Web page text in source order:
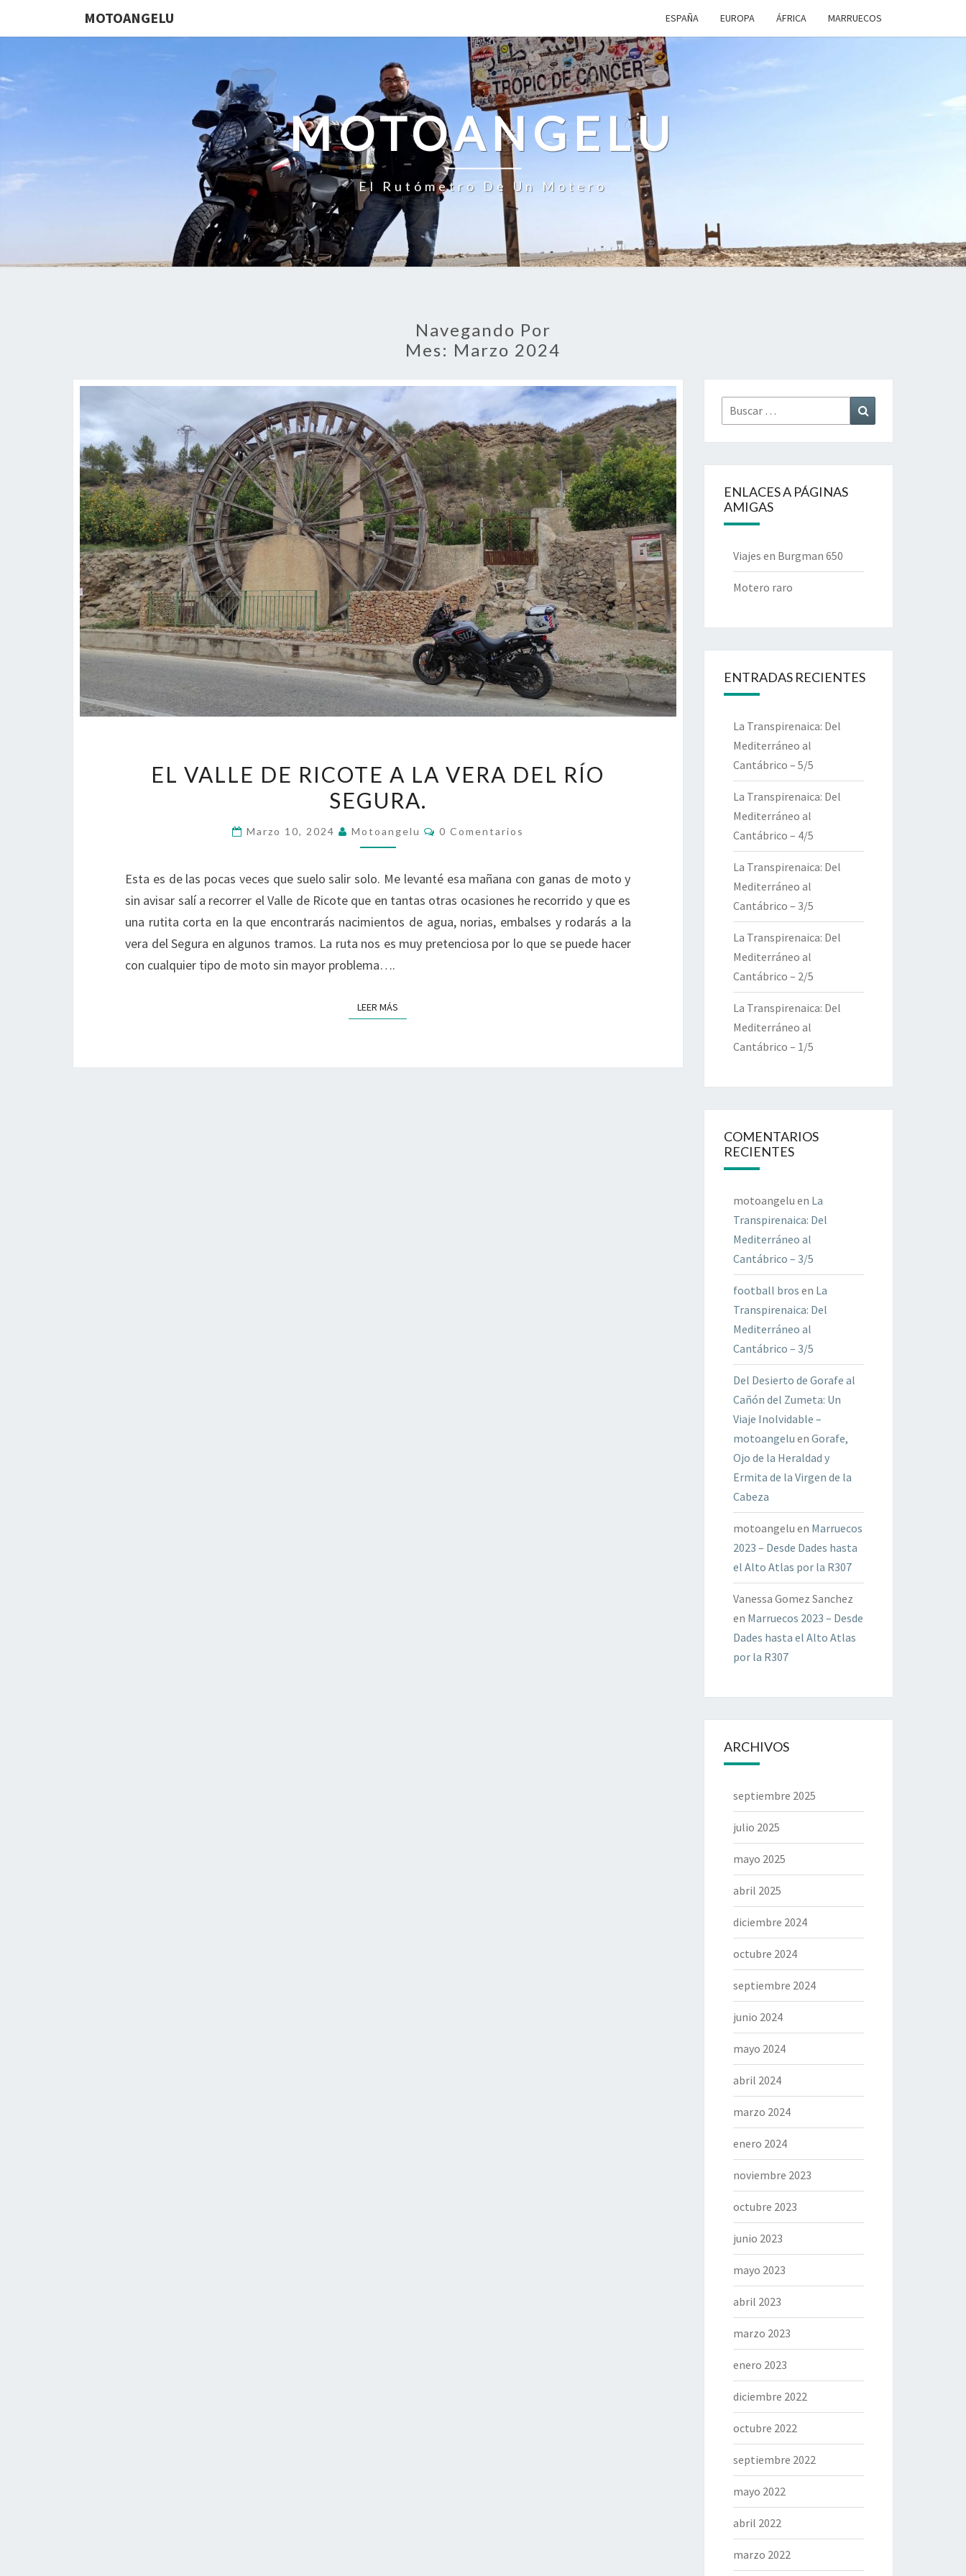
MOTOANGELU ESPAÑA EUROPA ÁFRICA MARRUECOS
MOTOANGELU
El Rutómetro De Un Motero
Navegando Por
Mes: Marzo 2024
VALLE
DE
A
VERA
DEL
RÍO
SEGURA.
EL VALLE DE RICOTE A LA VERA DEL RÍO
SEGURA.
Marzo 10, 2024 Motoangelu Comentarios
0 Comentarios
Esta es de las pocas veces que suelo salir solo. Me levanté esa mañana con ganas de moto y
sin avisar salí a recorrer el Valle de Ricote que en tantas otras ocasiones he recorrido y que es
una rutita corta en la que encontrarás nacimientos de agua, norias, embalses y rodarás a la
vera del Segura en algunos tramos. La ruta nos es muy pretenciosa por lo que se puede hacer
con cualquier tipo de moto sin mayor problema….
LEER MÁS
Buscar
por:
ENLACES A PÁGINAS
AMIGAS
Viajes en Burgman 650
Motero raro
ENTRADAS RECIENTES
La Transpirenaica: Del
Mediterráneo al
Cantábrico – 5/5
La Transpirenaica: Del
Mediterráneo al
Cantábrico – 4/5
La Transpirenaica: Del
Mediterráneo al
Cantábrico – 3/5
La Transpirenaica: Del
Mediterráneo al
Cantábrico – 2/5
La Transpirenaica: Del
Mediterráneo al
Cantábrico – 1/5
COMENTARIOS
RECIENTES
motoangelu en La
Transpirenaica: Del
Mediterráneo al
Cantábrico – 3/5
football bros en La
Transpirenaica: Del
Mediterráneo al
Cantábrico – 3/5
Del Desierto de Gorafe al
Cañón del Zumeta: Un
Viaje Inolvidable –
motoangelu en Gorafe,
Ojo de la Heraldad y
Ermita de la Virgen de la
Cabeza
motoangelu en Marruecos
2023 – Desde Dades hasta
el Alto Atlas por la R307
Vanessa Gomez Sanchez
en Marruecos 2023 – Desde
Dades hasta el Alto Atlas
por la R307
ARCHIVOS
septiembre 2025
julio 2025
mayo 2025
abril 2025
diciembre 2024
octubre 2024
septiembre 2024
junio 2024
mayo 2024
abril 2024
marzo 2024
enero 2024
noviembre 2023
octubre 2023
junio 2023
mayo 2023
abril 2023
marzo 2023
enero 2023
diciembre 2022
octubre 2022
septiembre 2022
mayo 2022
abril 2022
marzo 2022